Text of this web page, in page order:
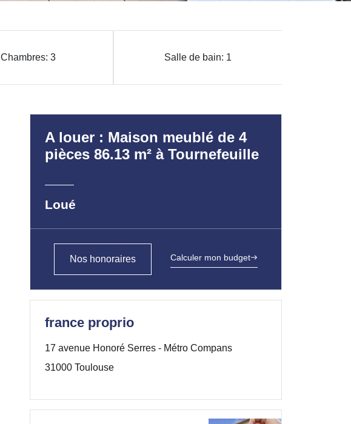
Chambres: 3 Salle de bain: 1
A louer : Maison meublé de 4
pièces 86.13 m² à Tournefeuille
Loué
Nos honoraires Calculer mon budget
france proprio
17 avenue Honoré Serres - Métro Compans
31000 Toulouse